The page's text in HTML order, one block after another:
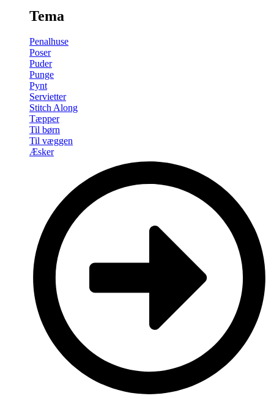
Tema
Penalhuse
Poser
Puder
Punge
Pynt
Servietter
Stitch Along
Tæpper
Til børn
Til væggen
Æsker